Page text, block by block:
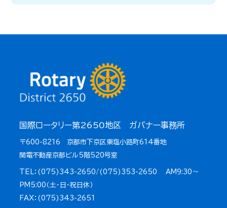
国際ロータリー第2650地区 ガバナー事務所
〒600-8216 京都市下京区東塩小路町614番地
関電不動産京都ビル5階520号室
TEL：(075)343-2650/(075)353-2650 AM9:30～
PM5:00（土・日・祝日休）
FAX：(075)343-2651